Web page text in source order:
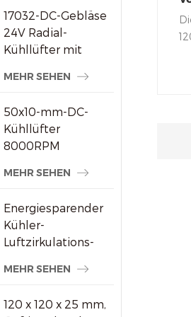
17032-DC-Gebläse
24V Radial-
Kühllüfter mit
Druck
MEHR SEHEN
50x10-mm-DC-
Kühllüfter
8000RPM
Bürstenloser
kleine
elektronische
Geräte
MEHR SEHEN
Energiesparender
Kühler-
Luftzirkulations-
aus Kunststoff
MEHR SEHEN
120 x 120 x 25 mm,